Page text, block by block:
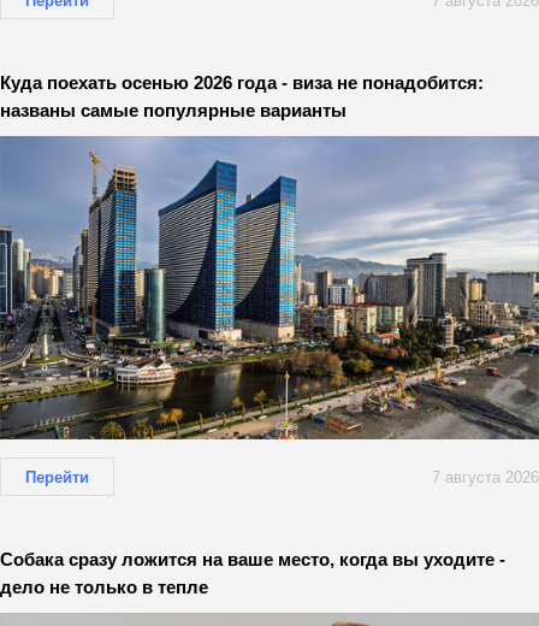
Куда поехать осенью 2026 года - виза не понадобится:
названы самые популярные варианты
Перейти 7 августа 2026
Собака сразу ложится на ваше место, когда вы уходите -
дело не только в тепле